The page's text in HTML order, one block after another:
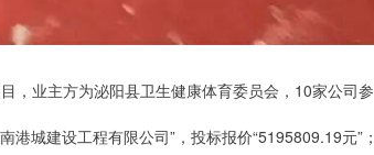
业主方为泌阳县卫生健康体育委员会，10家公司参
港城建设工程有限公司”，投标报价“5195809.19元”